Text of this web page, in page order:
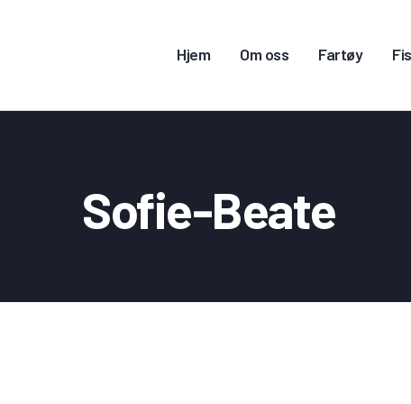
Hjem Om oss Fartøy
Sofie-Beate
KONTAKT OSS